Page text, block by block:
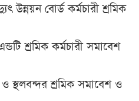
উন্নয়ন বোর্ড কর্মচারী শ্রমিক
শ্রমিক কর্মচারী সমাবেশ
শ্রমিক সমাবেশ ও